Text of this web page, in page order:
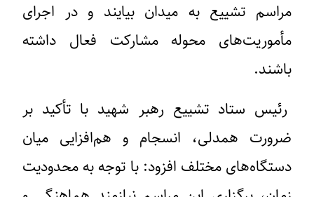
مراسم تشییع به میدان بیایند و در اجرای
مأموریت‌های محوله مشارکت فعال داشته
باشند.
رئیس ستاد تشییع رهبر شهید با تأکید بر
ضرورت همدلی، انسجام و هم‌افزایی میان
دستگاه‌های مختلف افزود: با توجه به محدودیت